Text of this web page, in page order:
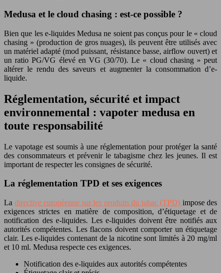
Medusa et le cloud chasing : est-ce possible ?
Bien que les e-liquides Medusa ne soient pas conçus pour le « cloud
chasing » (production de gros nuages), ils peuvent être utilisés avec
un matériel adapté (mod puissant, résistance basse, airflow ouvert) et
un ratio PG/VG élevé en VG (30/70). Le « cloud chasing » peut
altérer le rendu des saveurs et augmenter la consommation d’e-
liquide.
Réglementation, sécurité et impact
environnemental : vapoter medusa en
toute responsabilité
Le vapotage est soumis à une réglementation pour protéger la santé
des consommateurs et prévenir le tabagisme chez les jeunes. Il est
important de respecter les consignes de sécurité.
La réglementation TPD et ses exigences
La directive européenne sur les produits du tabac (TPD) impose des
exigences strictes en matière de composition, d’étiquetage et de
notification des e-liquides. Les e-liquides doivent être notifiés aux
autorités compétentes. Les flacons doivent comporter un étiquetage
clair. Les e-liquides contenant de la nicotine sont limités à 20 mg/ml
et 10 ml. Medusa respecte ces exigences.
Notification des e-liquides aux autorités compétentes